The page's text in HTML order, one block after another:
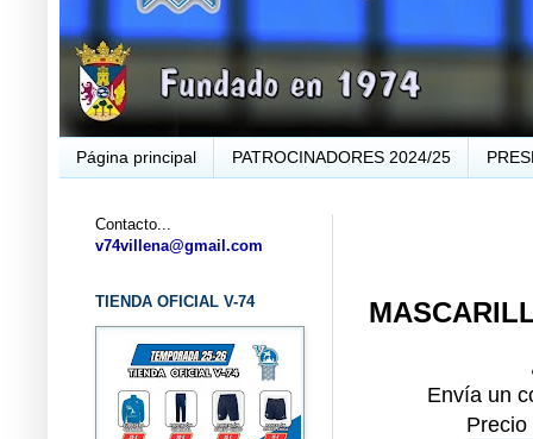
Página principal PATROCINADORES 2024/25
Envía un
Precio
Contacto...
v74villena@gmail.com
TIENDA OFICIAL V-74